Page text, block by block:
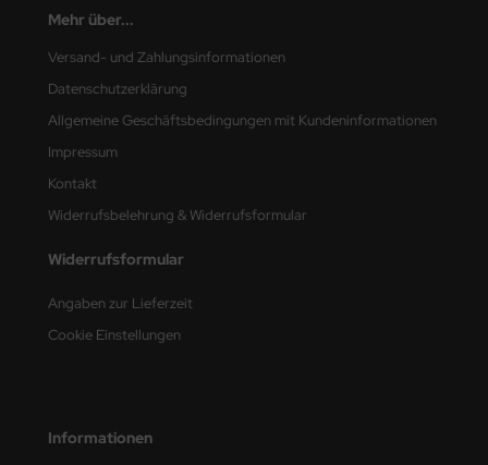
Mehr über...
Versand- und Zahlungsinformationen
Datenschutzerklärung
Allgemeine Geschäftsbedingungen mit Kundeninformationen
Impressum
Kontakt
Widerrufsbelehrung & Widerrufsformular
Widerrufsformular
Angaben zur Lieferzeit
Cookie Einstellungen
Informationen